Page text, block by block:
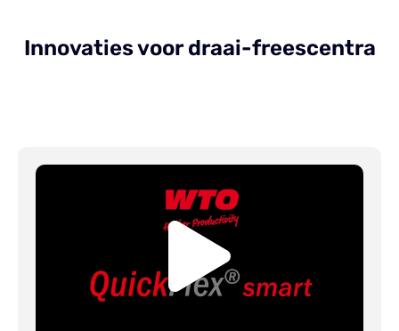
Innovaties voor draai-freescentra